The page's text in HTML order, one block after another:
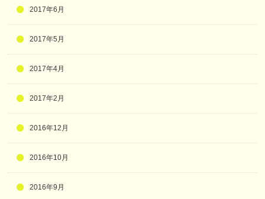
2017年6月
2017年5月
2017年4月
2017年2月
2016年12月
2016年10月
2016年9月